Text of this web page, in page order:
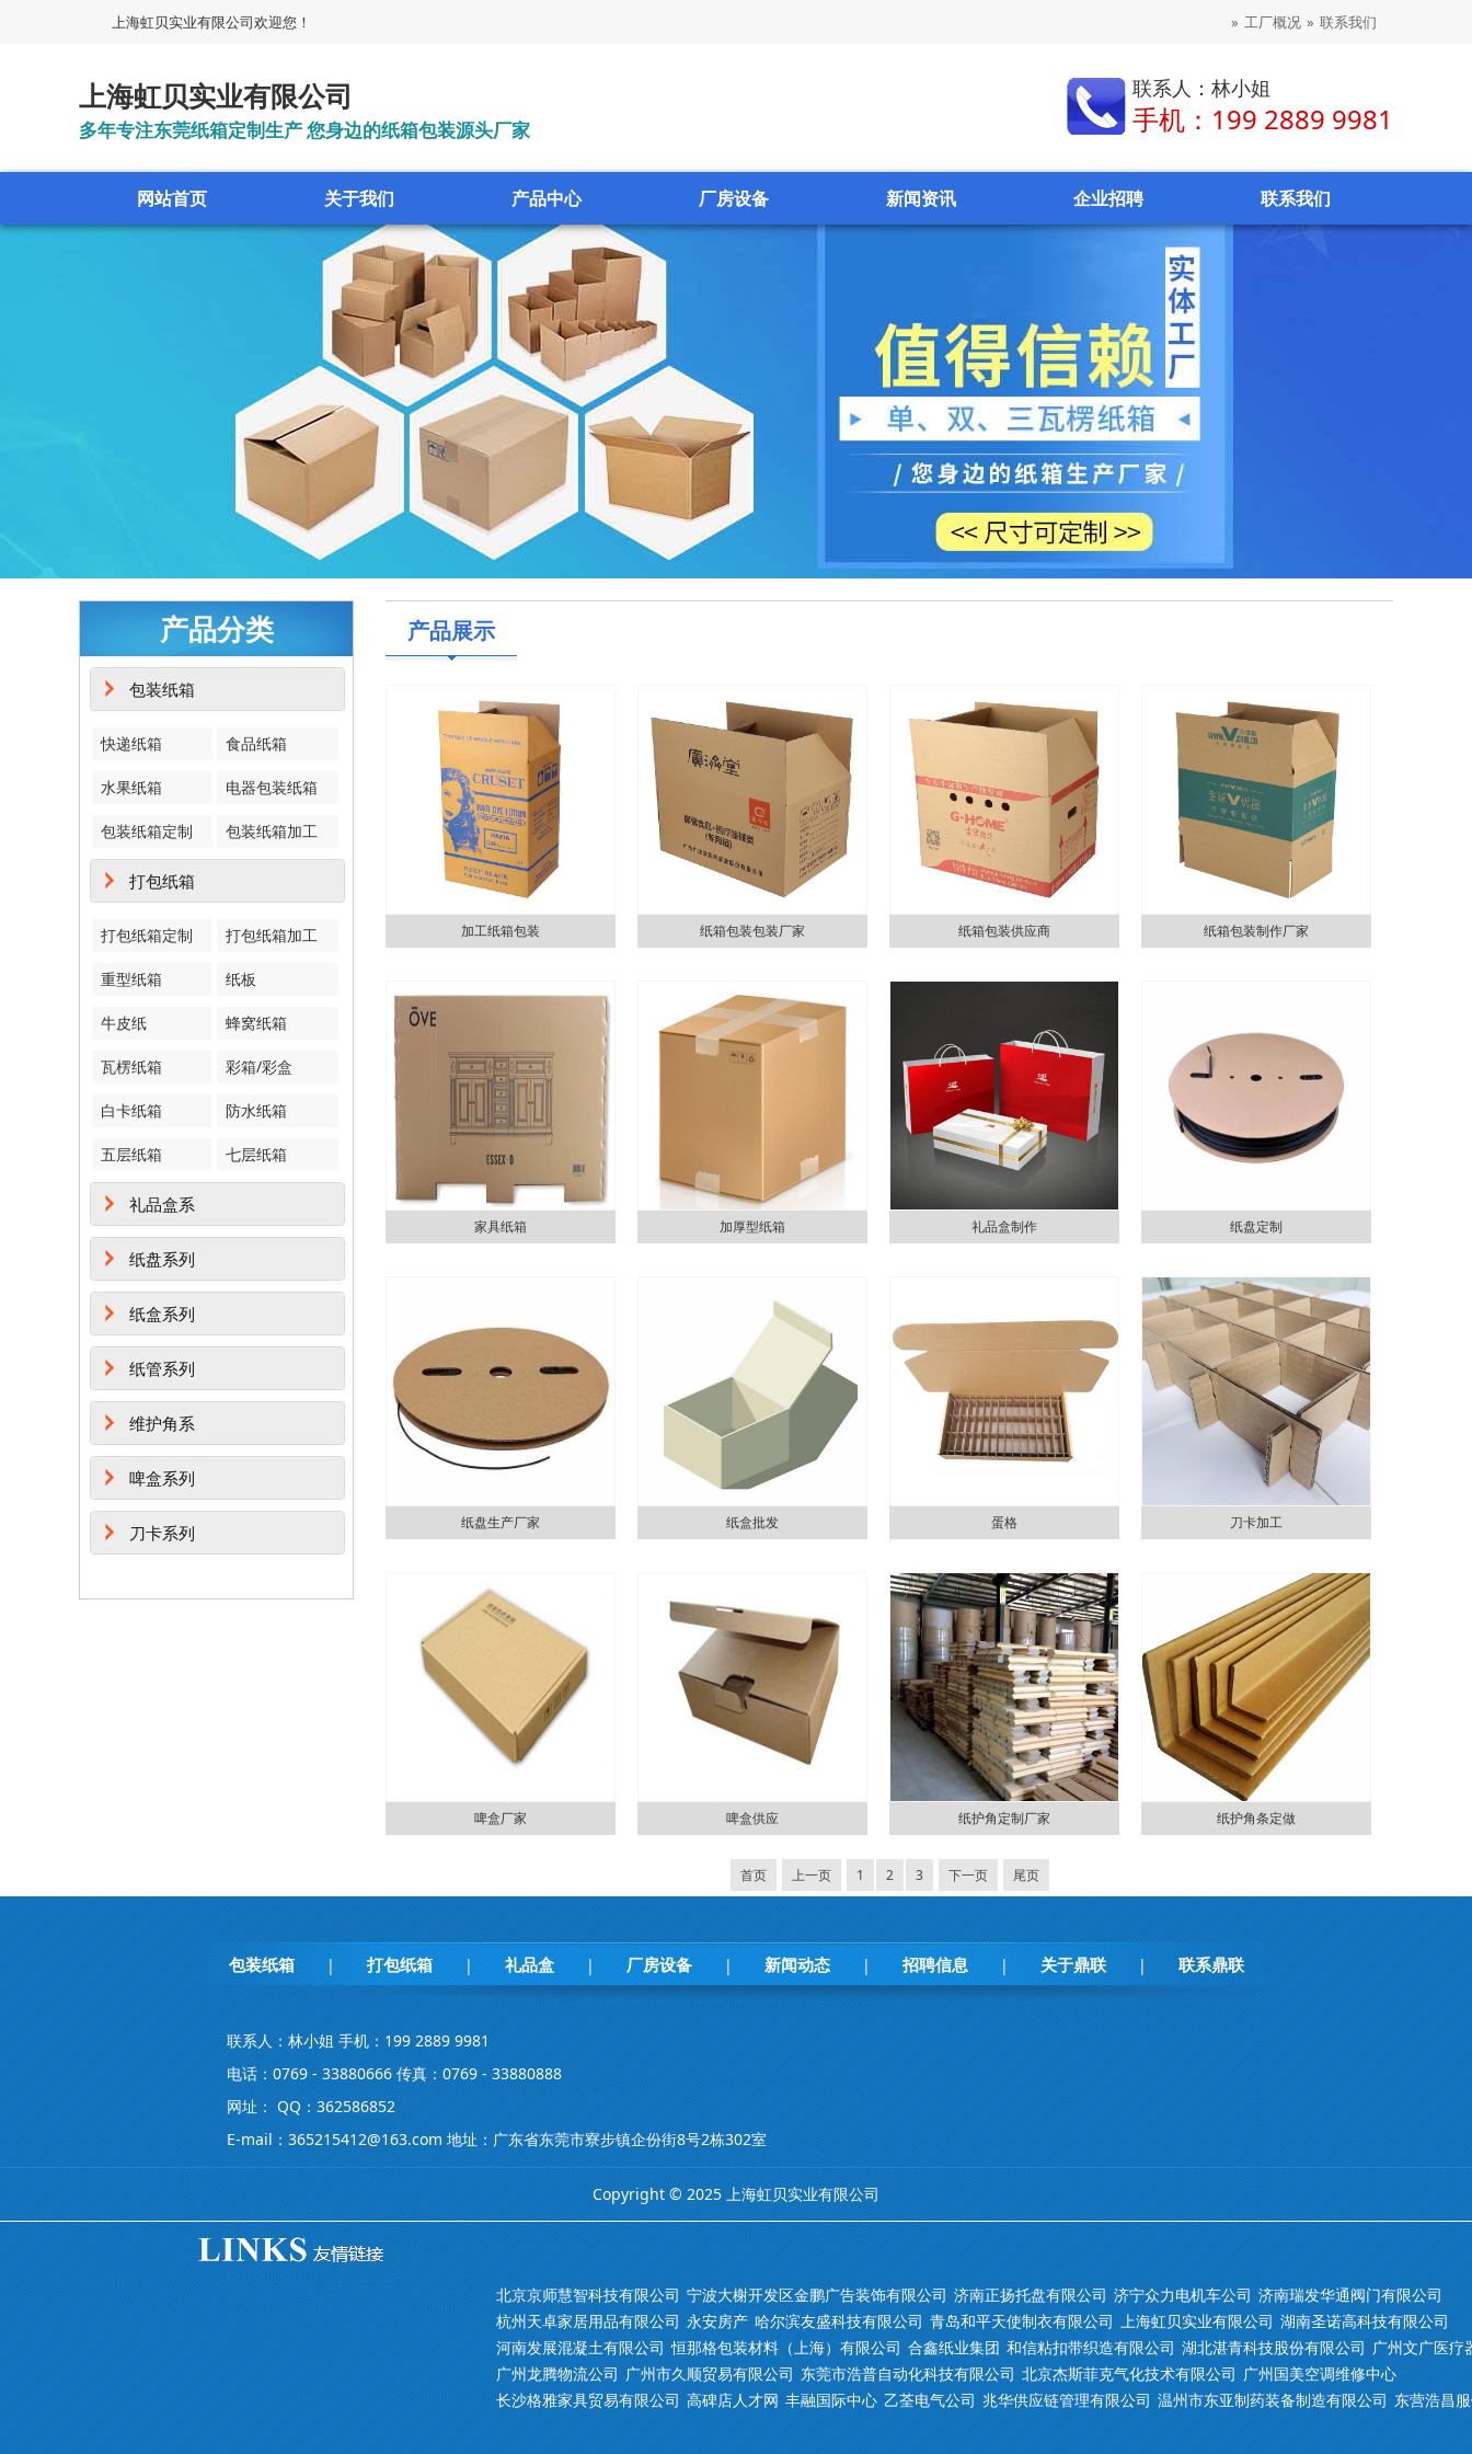
上海虹贝实业有限公司欢迎您！ » 工厂概况 » 联系我们
上海虹贝实业有限公司
多年专注东莞纸箱定制生产 您身边的纸箱包装源头厂家
联系人：林小姐
手机：199 2889 9981
网站首页 关于我们 产品中心 厂房设备 新闻资讯 企业招聘 联系我们
产品分类
包装纸箱
快递纸箱 食品纸箱
水果纸箱 电器包装纸箱
包装纸箱定制 包装纸箱加工
打包纸箱
打包纸箱定制 打包纸箱加工
重型纸箱 纸板
牛皮纸 蜂窝纸箱
瓦楞纸箱 彩箱/彩盒
白卡纸箱 防水纸箱
五层纸箱 七层纸箱
礼品盒系
纸盘系列
纸盒系列
纸管系列
维护角系
啤盒系列
刀卡系列
产品展示
加工纸箱包装 纸箱包装包装厂家 纸箱包装供应商 纸箱包装制作厂家
家具纸箱 加厚型纸箱 礼品盒制作 纸盘定制
纸盘生产厂家 纸盒批发 蛋格 刀卡加工
啤盒厂家 啤盒供应 纸护角定制厂家 纸护角条定做
首页 上一页 1 2 3 下一页 尾页
包装纸箱 | 打包纸箱 | 礼品盒 | 厂房设备 | 新闻动态 | 招聘信息 | 关于鼎联 | 联系鼎联
联系人：林小姐 手机：199 2889 9981
电话：0769 - 33880666 传真：0769 - 33880888
网址： QQ：362586852
E-mail：365215412@163.com 地址：广东省东莞市寮步镇企份街8号2栋302室
Copyright © 2025 上海虹贝实业有限公司
北京京师慧智科技有限公司 宁波大榭开发区金鹏广告装饰有限公司 济南正扬托盘有限公司 济宁众力电机车公司 济南瑞发华通阀门有限公司
杭州天卓家居用品有限公司 永安房产 哈尔滨友盛科技有限公司 青岛和平天使制衣有限公司 上海虹贝实业有限公司 湖南圣诺高科技有限公司
河南发展混凝土有限公司 恒那格包装材料（上海）有限公司 合鑫纸业集团 和信粘扣带织造有限公司 湖北湛青科技股份有限公司 广州文广医疗
广州龙腾物流公司 广州市久顺贸易有限公司 东莞市浩普自动化科技有限公司 北京杰斯菲克气化技术有限公司 广州国美空调维修中心
长沙格雅家具贸易有限公司 高碑店人才网 丰融国际中心 乙荃电气公司 兆华供应链管理有限公司 温州市东亚制药装备制造有限公司 东营浩昌